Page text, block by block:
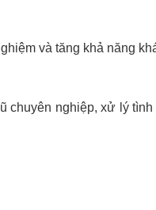
và tăng khả năng
nghiệp, xử lý